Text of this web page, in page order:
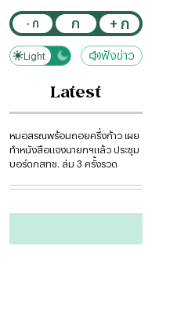
- ก ก + ก
Dark
Light ฟังข่าว
Latest
หมอสรณพร้อมถอยครึ่งก้าว เผย
ทำหนังสือแจงนายกฯแล้ว ประชุม
บอร์ดกสทช. ล่ม 3 ครั้งรวด